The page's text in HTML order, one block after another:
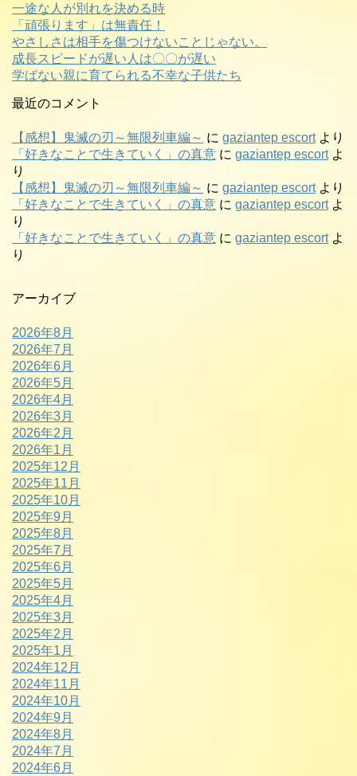
一途な人が別れを決める時
「頑張ります」は無責任！
やさしさは相手を傷つけないことじゃない。
成長スピードが遅い人は〇〇が遅い
学ばない親に育てられる不幸な子供たち
最近のコメント
【感想】鬼滅の刃～無限列車編～ に gaziantep escortより
「好きなことで生きていく」の真意 に gaziantep escortよ
り
【感想】鬼滅の刃～無限列車編～ に gaziantep escortより
「好きなことで生きていく」の真意 に gaziantep escortよ
り
「好きなことで生きていく」の真意 に gaziantep escortよ
り
アーカイブ
2026年8月
2026年7月
2026年6月
2026年5月
2026年4月
2026年3月
2026年2月
2026年1月
2025年12月
2025年11月
2025年10月
2025年9月
2025年8月
2025年7月
2025年6月
2025年5月
2025年4月
2025年3月
2025年2月
2025年1月
2024年12月
2024年11月
2024年10月
2024年9月
2024年8月
2024年7月
2024年6月